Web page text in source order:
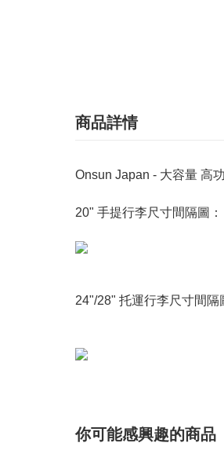
商品詳情
Onsun Japan - 大容量 高
20" 手提行李尺寸間隔圖：
24"/28" 托運行李尺寸間隔
你可能感興趣的商品